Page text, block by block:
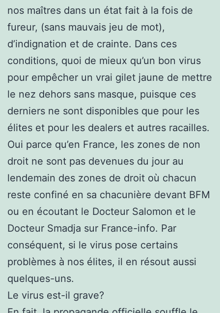
nos maîtres dans un état fait à la fois de
fureur, (sans mauvais jeu de mot),
d’indignation et de crainte. Dans ces
conditions, quoi de mieux qu’un bon virus
pour empêcher un vrai gilet jaune de mettre
le nez dehors sans masque, puisque ces
derniers ne sont disponibles que pour les
élites et pour les dealers et autres racailles.
Oui parce qu’en France, les zones de non
droit ne sont pas devenues du jour au
lendemain des zones de droit où chacun
reste confiné en sa chacunière devant BFM
ou en écoutant le Docteur Salomon et le
Docteur Smadja sur France-info. Par
conséquent, si le virus pose certains
problèmes à nos élites, il en résout aussi
quelques-uns.
Le virus est-il grave?